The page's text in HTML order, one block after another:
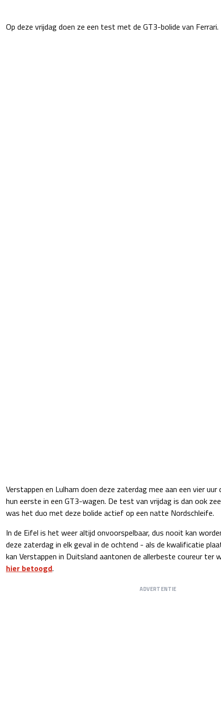
Op deze vrijdag doen ze een test met de GT3-bolide van
Verstappen en Lulham doen deze zaterdag mee aan een vier uur
hun eerste in een GT3-wagen. De test van vrijdag is dan ook
was het duo met deze bolide actief op een natte Nordschleife.
In de Eifel is het weer altijd onvoorspelbaar, dus nooit kan
deze zaterdag in elk geval in de ochtend - als de kwalificatie
kan Verstappen in Duitsland aantonen de allerbeste coureur ter
hier betoogd.
ADVERTENTIE